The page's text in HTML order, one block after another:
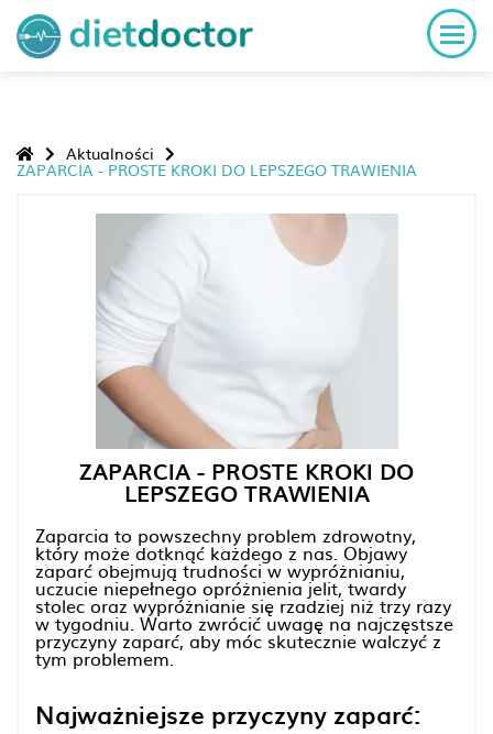
Aktualności
ZAPARCIA - PROSTE KROKI DO LEPSZEGO TRAWIENIA
ZAPARCIA - PROSTE KROKI DO
LEPSZEGO TRAWIENIA
Zaparcia to powszechny problem zdrowotny,
który może dotknąć każdego z nas. Objawy
zaparć obejmują trudności w wypróżnianiu,
uczucie niepełnego opróżnienia jelit, twardy
stolec oraz wypróżnianie się rzadziej niż trzy razy
w tygodniu. Warto zwrócić uwagę na najczęstsze
przyczyny zaparć, aby móc skutecznie walczyć z
tym problemem.
Najważniejsze przyczyny zaparć: